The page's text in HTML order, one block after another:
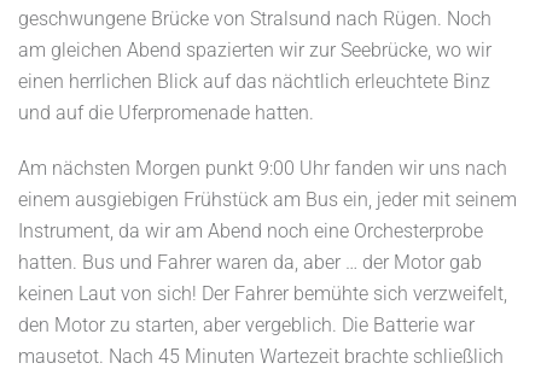
geschwungene Brücke von Stralsund nach Rügen. Noch
am gleichen Abend spazierten wir zur Seebrücke, wo wir
einen herrlichen Blick auf das nächtlich erleuchtete Binz
und auf die Uferpromenade hatten.
Am nächsten Morgen punkt 9:00 Uhr fanden wir uns nach
einem ausgiebigen Frühstück am Bus ein, jeder mit seinem
Instrument, da wir am Abend noch eine Orchesterprobe
hatten. Bus und Fahrer waren da, aber … der Motor gab
keinen Laut von sich! Der Fahrer bemühte sich verzweifelt,
den Motor zu starten, aber vergeblich. Die Batterie war
mausetot. Nach 45 Minuten Wartezeit brachte schließlich